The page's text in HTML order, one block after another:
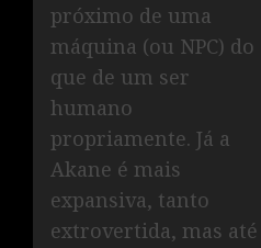
próximo de uma
máquina (ou NPC) do
que de um ser
humano
propriamente. Já a
Akane é mais
expansiva, tanto
extrovertida, mas até